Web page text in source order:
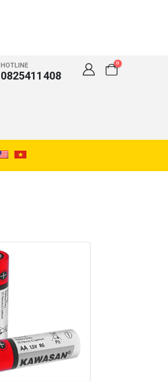
HOTLINE
0825411408
0